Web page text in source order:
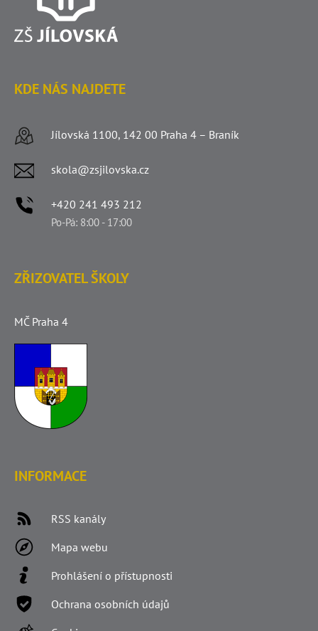
KDE NÁS NAJDETE
Jílovská 1100, 142 00 Praha 4 – Braník
skola@zsjilovska.cz
+420 241 493 212
Po-Pá: 8:00 - 17:00
ZŘIZOVATEL ŠKOLY
MČ Praha 4
INFORMACE
RSS kanály
Mapa webu
Prohlášení o přístupnosti
Ochrana osobních údajů